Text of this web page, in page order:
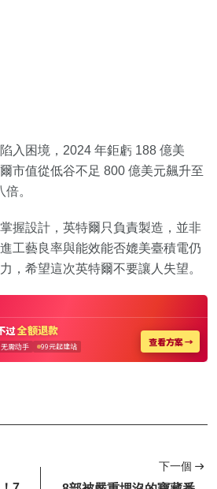
入困境，2024 年鉅虧 188 億美
市值從低谷不足 800 億美元飆升至
。
握設計，英特爾只負責製造，並非
工藝良率與能效能否媲美臺積電仍
，希望這次英特爾不要讓人失望。
下一個